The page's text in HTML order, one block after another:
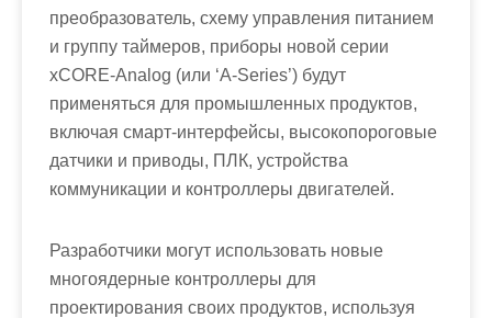
преобразователь, схему управления питанием
и группу таймеров, приборы новой серии
xCORE-Analog (или ‘A-Series’) будут
применяться для промышленных продуктов,
включая смарт-интерфейсы, высокопороговые
датчики и приводы, ПЛК, устройства
коммуникации и контроллеры двигателей.
Разработчики могут использовать новые
многоядерные контроллеры для
проектирования своих продуктов, используя